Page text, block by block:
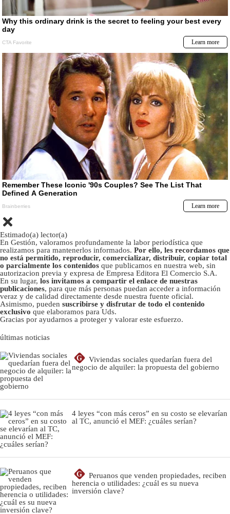
Estimado(a) lector(a)
En Gestión, valoramos profundamente la labor periodística que
realizamos para mantenerlos informados. Por ello, les recordamos que
no está permitido, reproducir, comercializar, distribuir, copiar total
o parcialmente los contenidos que publicamos en nuestra web, sin
autorizacion previa y expresa de Empresa Editora El Comercio S.A.
En su lugar, los invitamos a compartir el enlace de nuestras
publicaciones, para que más personas puedan acceder a información
veraz y de calidad directamente desde nuestra fuente oficial.
Asimismo, pueden suscribirse y disfrutar de todo el contenido
exclusivo que elaboramos para Uds.
Gracias por ayudarnos a proteger y valorar este esfuerzo.
últimas noticias
G
Viviendas sociales quedarían fuera del
negocio de alquiler: la propuesta del gobierno
4 leyes “con más ceros” en su costo se elevarían
al TC, anunció el MEF: ¿cuáles serían?
G
Peruanos que venden propiedades, reciben
herencia o utilidades: ¿cuál es su nueva
inversión clave?